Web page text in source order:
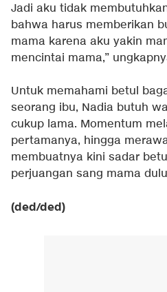
Jadi aku tidak
bahwa harus memberikan
mama karena aku yakin
mencintai mama,”
Untuk memahami betul
seorang ibu, Nadia butuh
cukup lama. Momentum
pertamanya, hingga
membuatnya kini sadar
perjuangan sang mama
(ded/ded)